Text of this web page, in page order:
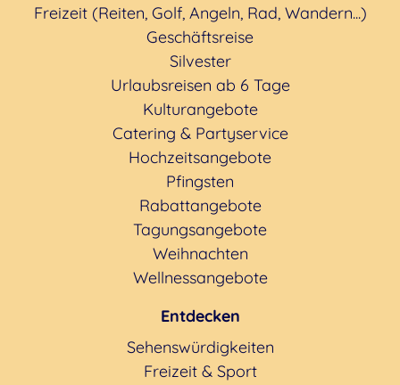
Freizeit (Reiten, Golf, Angeln, Rad, Wandern...)
Geschäftsreise
Silvester
Urlaubsreisen ab 6 Tage
Kulturangebote
Catering & Partyservice
Hochzeitsangebote
Pfingsten
Rabattangebote
Tagungsangebote
Weihnachten
Wellnessangebote
Entdecken
Sehenswürdigkeiten
Freizeit & Sport